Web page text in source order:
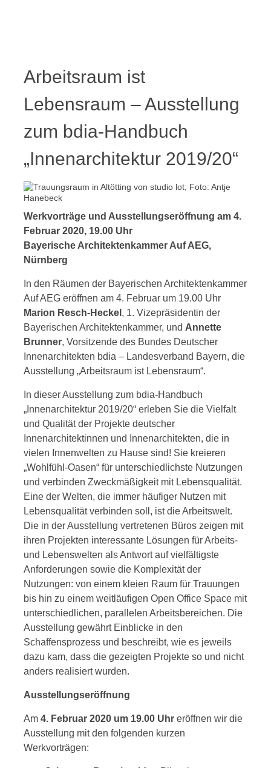
Arbeitsraum ist
Lebensraum – Ausstellung
zum bdia-Handbuch
„Innenarchitektur 2019/20“
Werkvorträge und Ausstellungseröffnung am 4.
Februar 2020, 19.00 Uhr
Bayerische Architektenkammer Auf AEG,
Nürnberg
In den Räumen der Bayerischen Architektenkammer
Auf AEG eröffnen am 4. Februar um 19.00 Uhr
Marion Resch-Heckel , 1. Vizepräsidentin der
Bayerischen Architektenkammer, und Annette
Brunner, Vorsitzende des Bundes Deutscher
Innenarchitekten bdia – Landesverband Bayern, die
Ausstellung „Arbeitsraum ist Lebensraum“.
In dieser Ausstellung zum bdia-Handbuch
„Innenarchitektur 2019/20“ erleben Sie die Vielfalt
und Qualität der Projekte deutscher
Innenarchitektinnen und Innenarchitekten, die in
vielen Innenwelten zu Hause sind! Sie kreieren
„Wohlfühl-Oasen“ für unterschiedlichste Nutzungen
und verbinden Zweckmäßigkeit mit Lebensqualität.
Eine der Welten, die immer häufiger Nutzen mit
Lebensqualität verbinden soll, ist die Arbeitswelt.
Die in der Ausstellung vertretenen Büros zeigen mit
ihren Projekten interessante Lösungen für Arbeits-
und Lebenswelten als Antwort auf vielfältigste
Anforderungen sowie die Komplexität der
Nutzungen: von einem kleien Raum für Trauungen
bis hin zu einem weitläufigen Open Office Space mit
unterschiedlichen, parallelen Arbeitsbereichen. Die
Ausstellung gewährt Einblicke in den
Schaffensprozess und beschreibt, wie es jeweils
dazu kam, dass die gezeigten Projekte so und nicht
anders realisiert wurden.
Ausstellungseröffnung
Am 4. Februar 2020 um 19.00 Uhreröffnen wir die
Ausstellung mit den folgenden kurzen
Werkvorträgen: